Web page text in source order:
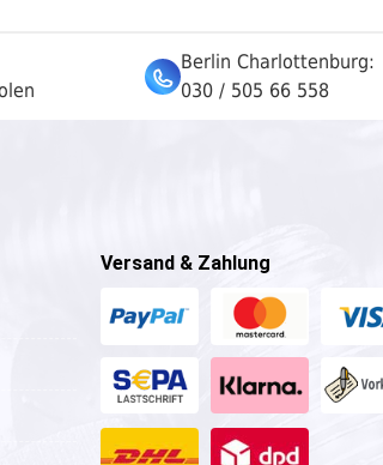
Berlin Charlottenburg:
030 / 505 66 558
Versand & Zahlung